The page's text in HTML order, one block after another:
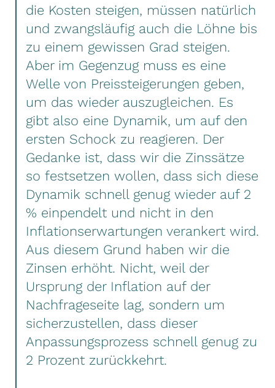
die Kosten steigen, müssen natürlich
und zwangsläufig auch die Löhne bis
zu einem gewissen Grad steigen.
Aber im Gegenzug muss es eine
Welle von Preissteigerungen geben,
um das wieder auszugleichen. Es
gibt also eine Dynamik, um auf den
ersten Schock zu reagieren. Der
Gedanke ist, dass wir die Zinssätze
so festsetzen wollen, dass sich diese
Dynamik schnell genug wieder auf 2
% einpendelt und nicht in den
Inflationserwartungen verankert wird.
Aus diesem Grund haben wir die
Zinsen erhöht. Nicht, weil der
Ursprung der Inflation auf der
Nachfrageseite lag, sondern um
sicherzustellen, dass dieser
Anpassungsprozess schnell genug zu
2 Prozent zurückkehrt.